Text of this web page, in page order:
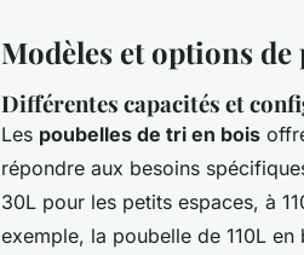
Modèles et options
Différentes capacités et
Les poubelles de tri en bois
répondre aux besoins
30L pour les petits espaces, à
exemple, la poubelle de 110L